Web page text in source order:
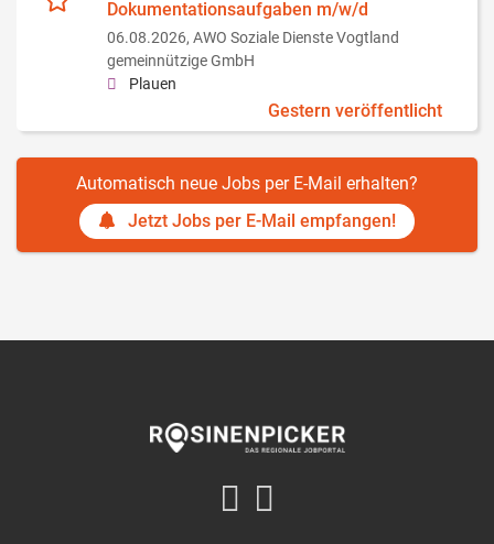
Dokumentationsaufgaben m/w/d
06.08.2026, AWO Soziale Dienste Vogtland
gemeinnützige GmbH
Plauen
Gestern veröffentlicht
Automatisch neue Jobs per E-Mail erhalten?
Jetzt Jobs per E-Mail empfangen!